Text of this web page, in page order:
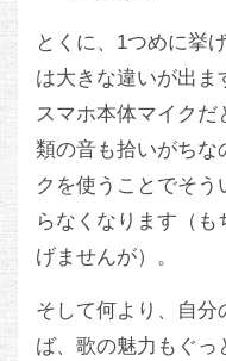
とくに、1つめに挙
は大きな違いが出ま
スマホ本体マイクだ
類の音も拾いがちな
クを使うことでそ
らなくなります（
げませんが）。
そして何より、自
ば、歌の魅力もぐっ